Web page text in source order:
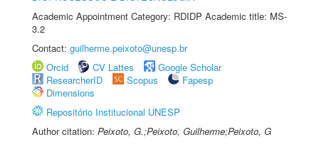
Academic Appointment Category: RDIDP Academic title: MS-
3.2
Contact: guilherme.peixoto@unesp.br
Orcid
CV Lattes
Google Scholar
ResearcherID
Scopus
Fapesp
Dimensions
Repositório Institucional UNESP
Author citation: Peixoto, G.;Peixoto, Guilherme;Peixoto, G